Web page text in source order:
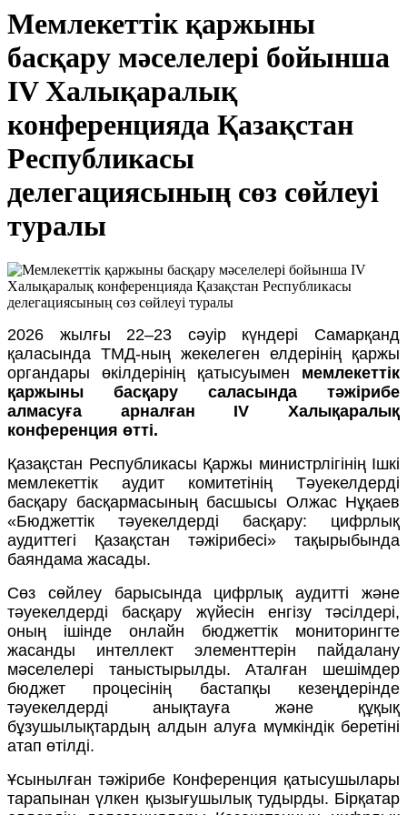
Мемлекеттік қаржыны
басқару мәселелері бойынша
IV Халықаралық
конференцияда Қазақстан
Республикасы
делегациясының сөз сөйлеуі
туралы
2026 жылғы 22–23 сәуір күндері Самарқанд
қаласында ТМД-ның жекелеген елдерінің қаржы
органдары өкілдерінің қатысуымен мемлекеттік
қаржыны басқару саласында тәжірибе
алмасуға арналған IV Халықаралық
конференция өтті.
Қазақстан Республикасы Қаржы министрлігінің Ішкі
мемлекеттік аудит комитетінің Тәуекелдерді
басқару басқармасының басшысы Олжас Нұқаев
«Бюджеттік тәуекелдерді басқару: цифрлық
аудиттегі Қазақстан тәжірибесі» тақырыбында
баяндама жасады.
Сөз сөйлеу барысында цифрлық аудитті және
тәуекелдерді басқару жүйесін енгізу тәсілдері,
оның ішінде онлайн бюджеттік мониторингте
жасанды интеллект элементтерін пайдалану
мәселелері таныстырылды. Аталған шешімдер
бюджет процесінің бастапқы кезеңдерінде
тәуекелдерді анықтауға және құқық
бұзушылықтардың алдын алуға мүмкіндік беретіні
атап өтілді.
Ұсынылған тәжірибе Конференция қатысушылары
тарапынан үлкен қызығушылық тудырды. Бірқатар